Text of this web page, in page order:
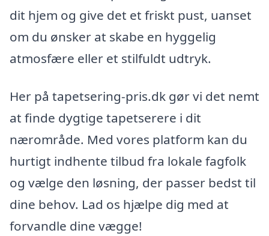
dit hjem og give det et friskt pust, uanset
om du ønsker at skabe en hyggelig
atmosfære eller et stilfuldt udtryk.
Her på tapetsering-pris.dk gør vi det nemt
at finde dygtige tapetserere i dit
nærområde. Med vores platform kan du
hurtigt indhente tilbud fra lokale fagfolk
og vælge den løsning, der passer bedst til
dine behov. Lad os hjælpe dig med at
forvandle dine vægge!